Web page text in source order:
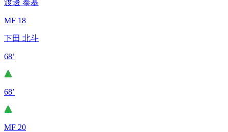
渡邊 泰基
MF 18
下田 北斗
68’
68’
MF 20